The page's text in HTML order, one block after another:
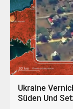
Ukraine
Süden Und